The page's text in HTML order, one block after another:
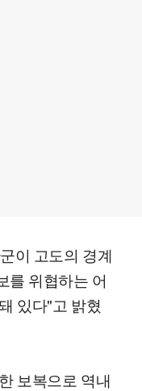
이 고도의 경계
를 위협하는 어
있다"고 밝혔
보복으로 역내